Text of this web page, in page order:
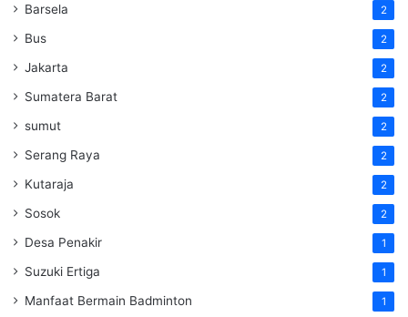
Barsela 2
Bus 2
Jakarta 2
Sumatera Barat 2
sumut 2
Serang Raya 2
Kutaraja 2
Sosok 2
Desa Penakir 1
Suzuki Ertiga 1
Manfaat Bermain Badminton 1